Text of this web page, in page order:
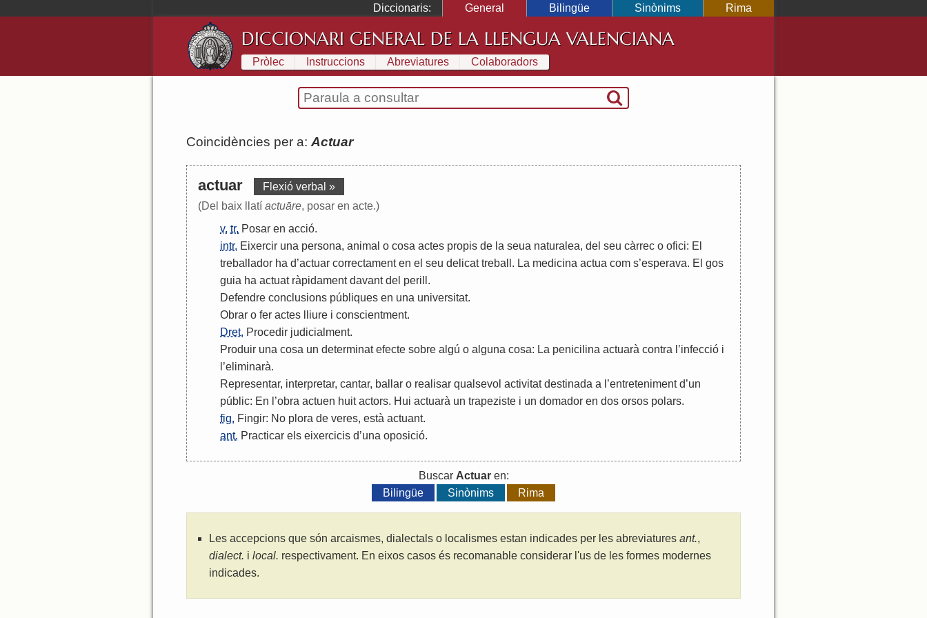
Diccionaris: General Bilingüe Sinònims Rima
DICCIONARI GENERAL DE LA LLENGUA VALENCIANA
Pròlec Instruccions Abreviatures Colaboradors
Coincidències per a:Actuar
actuar
Flexió verbal »
(Del baix llatí actuāre, posar en acte.)
v. tr. Posar en acció.
intr. Eixercir una persona, animal o cosa actes propis de la seua naturalea, del seu càrrec o ofici: El
treballador ha d’actuar correctament en el seu delicat treball . La medicina actua com s’esperava. El gos
guia ha actuat ràpidament davant del perill .
Defendre conclusions públiques en una universitat.
Obrar o fer actes lliure i conscientment.
Dret. Procedir judicialment.
Produir una cosa un determinat efecte sobre algú o alguna cosa: La penicilina actuarà contra ’infecció i
’eliminarà.
Representar, interpretar, cantar, ballar o realisar qualsevol activitat destinada a ’entreteniment d’un
públic: En ’obra actuen huit actors. Hui actuarà un trapeziste i un domador en dos orsos polars.
fig. Fingir: No plora de veres, està actuant.
ant. Practicar els eixercicis d’una oposició.
Buscar Actuaren:
Bilingüe
Sinònims Rima
Les accepcions que són arcaismes, dialectals o localismes estan indicades per les abreviatures ant.,
dialect. i local. respectivament. En eixos casos és recomanable considerar l'us de les formes modernes
indicades.